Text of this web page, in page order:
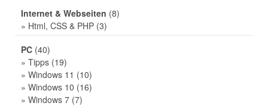
Internet & Webseiten (8)
» Html, CSS & PHP (3)
PC (40)
» Tipps (19)
» Windows 11 (10)
» Windows 10 (16)
» Windows 7 (7)